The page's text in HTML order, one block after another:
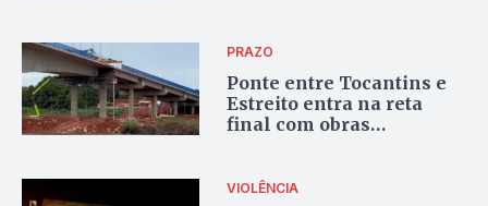
desenvolvimento
PRAZO
Ponte entre Tocantins e
Estreito entra na reta
final com obras
VIOLÊNCIA